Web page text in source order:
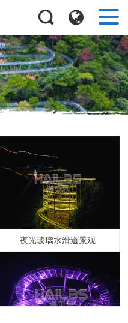
夜光玻璃水滑道景观